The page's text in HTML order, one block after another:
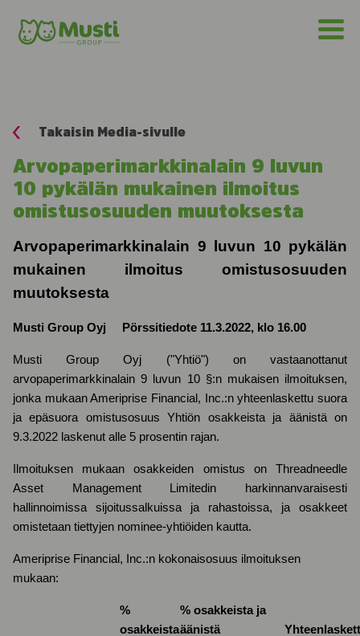
Takaisin Media-sivulle
Arvopaperimarkkinalain 9 luvun
10 pykälän mukainen ilmoitus
omistusosuuden muutoksesta
Arvopaperimarkkinalain 9 luvun 10 pykälän
mukainen ilmoitus omistusosuuden
muutoksesta
Musti Group Oyj Pörssitiedote 11.3.2022, klo 16.00
Musti Group Oyj ("Yhtiö") on vastaanottanut
arvopaperimarkkinalain 9 luvun 10 §:n mukaisen ilmoituksen,
jonka mukaanAmeriprise Financial, Inc.:nyhteenlaskettu suora
ja epäsuora omistusosuus Yhtiön osakkeista ja äänistä on
9.3.2022 laskenut alle 5 prosentin rajan.
Ilmoituksen mukaan osakkeiden omistus on Threadneedle
Asset Management Limitedin harkinnanvaraisesti
hallinnoimissa sijoitussalkuissa ja rahastoissa, ja osakkeet
omistetaan tiettyjen nominee-yhtiöiden kautta.
Ameriprise Financial, Inc.:n kokonaisosuus ilmoituksen
mukaan:
%
osakkeista
% osakkeista ja
äänistä